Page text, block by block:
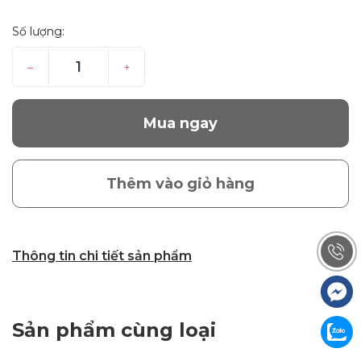
Số lượng:
– +
Mua ngay
Thêm vào giỏ hàng
Thông tin chi tiết sản phẩm
Sản phẩm cùng loại